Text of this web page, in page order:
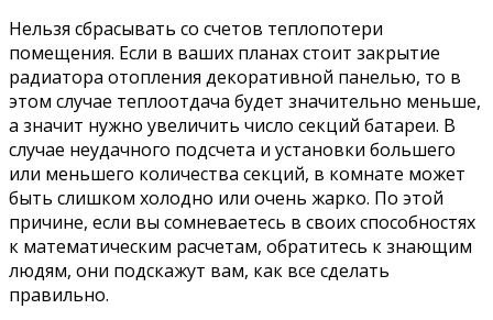
Нельзя сбрасывать со счетов теплопотери
помещения. Если в ваших планах стоит закрытие
радиатора отопления декоративной панелью, то в
этом случае теплоотдача будет значительно меньше,
а значит нужно увеличить число секций батареи. В
случае неудачного подсчета и установки большего
или меньшего количества секций, в комнате может
быть слишком холодно или очень жарко. По этой
причине, если вы сомневаетесь в своих способностях
к математическим расчетам, обратитесь к знающим
людям, они подскажут вам, как все сделать
правильно.